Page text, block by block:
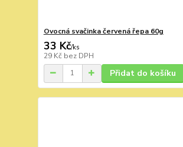
Ovocná svačinka červená řepa 60g
33 Kč/ks
29 Kč bez DPH
Přidat do košíku